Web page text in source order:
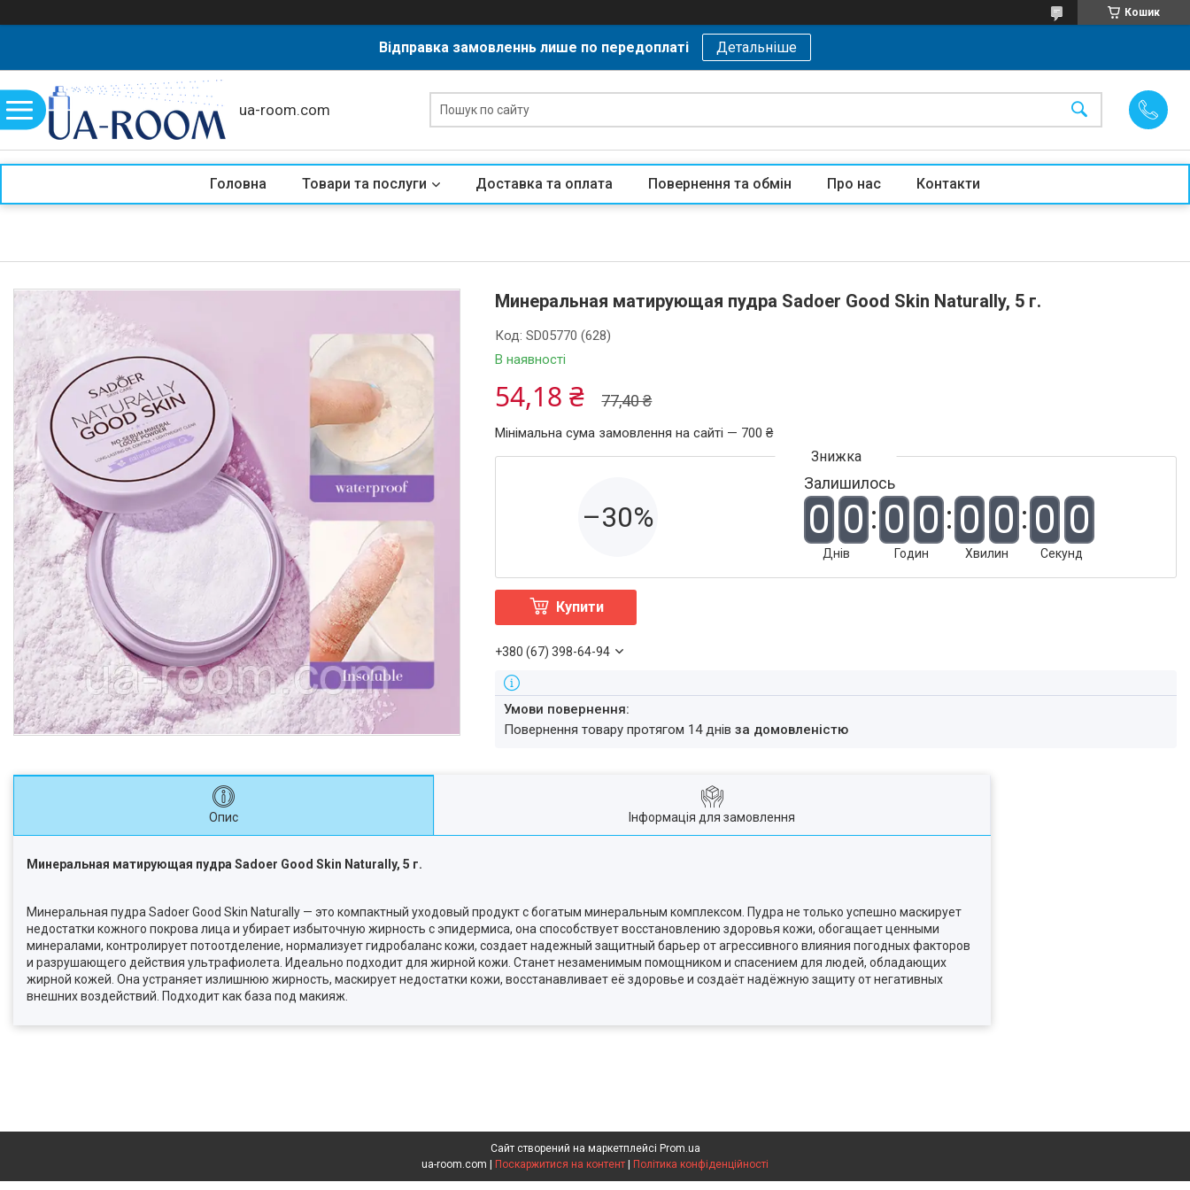
Кошик
Відправка замовленнь лише по передоплаті Детальніше
ua-room.com
Головна Товари та послуги Доставка та оплата Повернення та обмін Про нас Контакти
Минеральная матирующая пудра Sadoer Good Skin Naturally, 5 г.
В наявності
Код:SD05770 (628)
77,40 ₴
54,18 ₴
Мінімальна сума замовлення на сайті — 700 ₴
–30%
Залишилось
0 0
Днів
0 0
Годин
0 0
Хвилин
0 0
Секунд
Купити
+380 (67) 398-64-94
повернення товару протягом 14 днівза домовленістю
Опис Інформація для замовлення
Минеральная матирующая пудра Sadoer Good Skin Naturally, 5 г.
Минеральная пудра Sadoer Good Skin Naturally — это компактный уходовый продукт с богатым минеральным комплексом. Пудра не только успешно маскирует
недостатки кожного покрова лица и убирает избыточную жирность с эпидермиса, она способствует восстановлению здоровья кожи, обогащает ценными
минералами, контролирует потоотделение, нормализует гидробаланс кожи, создает надежный защитный барьер от агрессивного влияния погодных факторов
и разрушающего действия ультрафиолета. Идеально подходит для жирной кожи. Станет незаменимым помощником и спасением для людей, обладающих
жирной кожей. Она устраняет излишнюю жирность, маскирует недостатки кожи, восстанавливает её здоровье и создаёт надёжную защиту от негативных
внешних воздействий. Подходит как база под макияж.
Сайт створений на маркетплейсі Prom.ua
Поскаржитися на контент Політика конфіденційності